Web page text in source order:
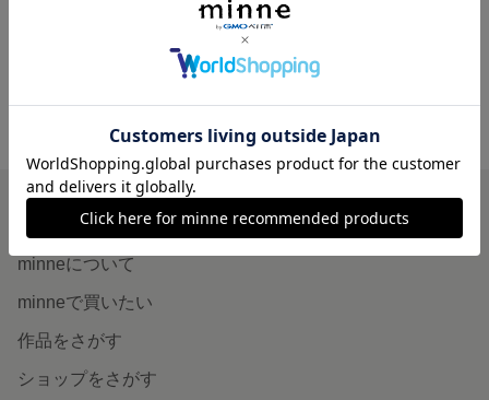
MISAKI'S GALLERY の作品一覧
minneを知る
minneについて
minneで買いたい
作品をさがす
ショップをさがす